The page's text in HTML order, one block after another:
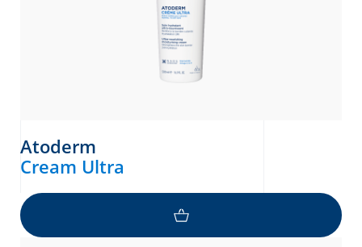
Atoderm
Cream Ultra